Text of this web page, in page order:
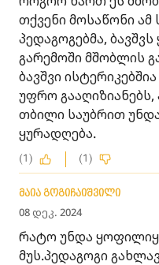
თქვენი მოსაწონი ამ
პედაგოგებმა,
გარემოში მშობლის
ბავშვი
უფრო გააღიზიანებს,
თბილი საუბრით
ყურადღება.
(1) (1)
მაია გოგიჩაიშვილი
08 დეკ. 2024
რატო უნდა
მუს.პედაგოგი